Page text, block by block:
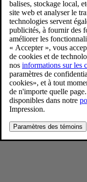
Volvo EX90
Safety
3/20/2024
Favoris
Partager
Télécharger
Volvo EX90 receives
Pour consulter toute